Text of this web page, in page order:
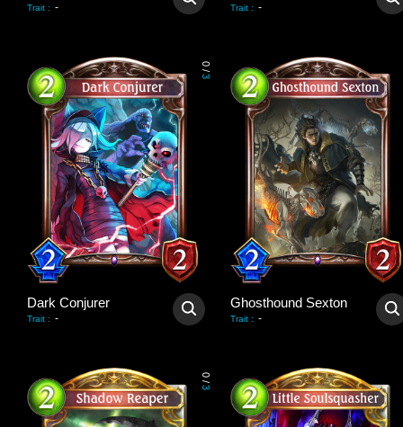
Trait : - Trait : -
0
/
3
Dark Conjurer
Trait : -
Ghosthound Sexton
Trait : -
0
/
3